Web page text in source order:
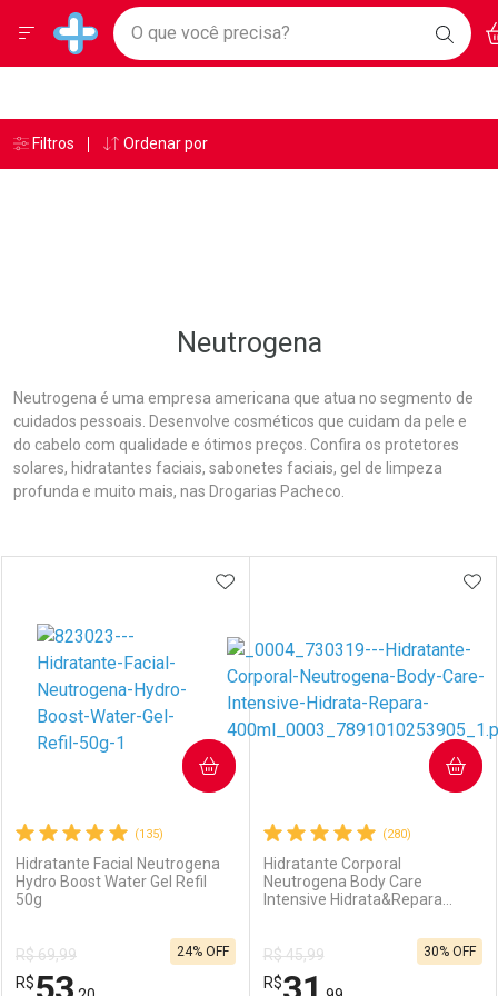
Drogarias Pacheco
Baixe nosso APP e aproveite Ofertas Exclusivas!
BAIXE
O APP
Ir direto para a home
pela página
Ir direto para o conteúdo
Ir direto para a busca
Ir direto para a ajuda
Ir direto para a notificações
Faça a sua busca
O que você precisa?
Menu
Breadcrumb
Drogarias Pacheco Neutrogena
Neutrogena
Neutrogena é uma empresa americana que atua no segmento de
cuidados pessoais. Desenvolve cosméticos que cuidam da pele e
do cabelo com qualidade e ótimos preços. Confira os protetores
solares, hidratantes faciais, sabonetes faciais, gel de limpeza
profunda e muito mais, nas Drogarias Pacheco.
(135)
Hidratante Facial Neutrogena
Hydro Boost Water Gel Refil
50g
R$ 69,99
R$
24% OFF
ADICIONAR AOS FAVORITOS
COMPRAR
(280)
Hidratante Corporal
Neutrogena Body Care
Intensive Hidrata&Repara
R$ 45,99
R$
30% OFF
COMPRAR
Âncoras
Filtros Ordenar por